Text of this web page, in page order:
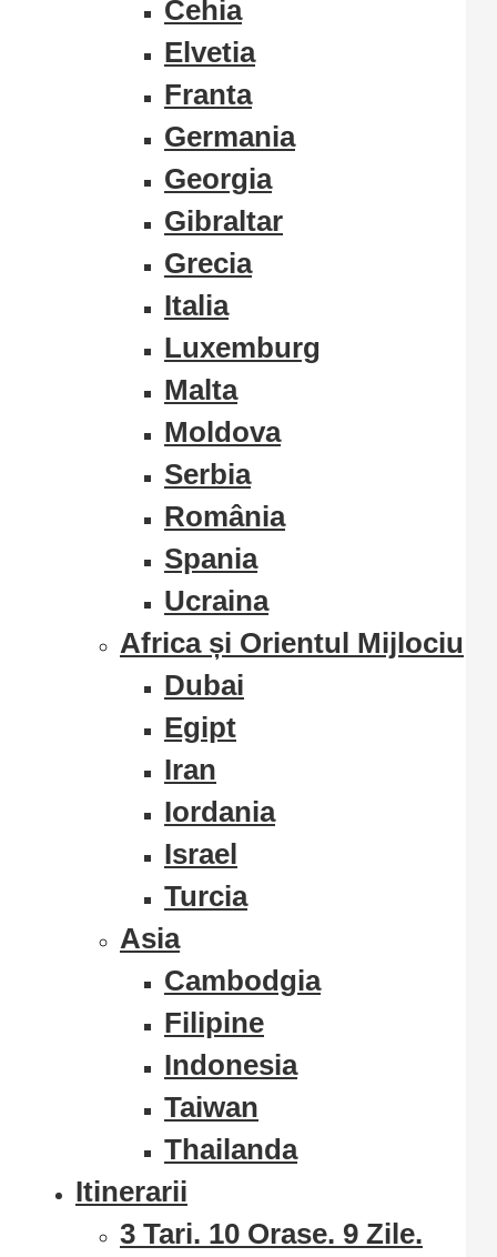
Cehia
Elvetia
Franta
Germania
Georgia
Gibraltar
Grecia
Italia
Luxemburg
Malta
Moldova
Serbia
România
Spania
Ucraina
Africa și Orientul Mijlociu
Dubai
Egipt
Iran
Iordania
Israel
Turcia
Asia
Cambodgia
Filipine
Indonesia
Taiwan
Thailanda
Itinerarii
3 Tari. 10 Orase. 9 Zile.